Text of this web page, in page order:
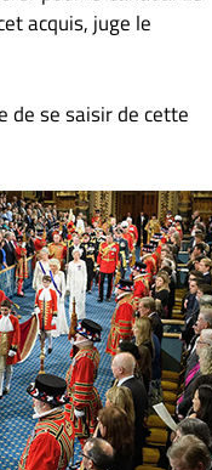
acquis, juge le
de se saisir de cette